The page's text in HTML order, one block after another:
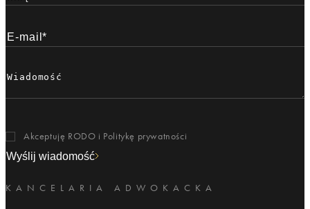
KANCELARIA ADWOKACKA
Akceptuję RODO i Politykę prywatności
Wyślij wiadomość